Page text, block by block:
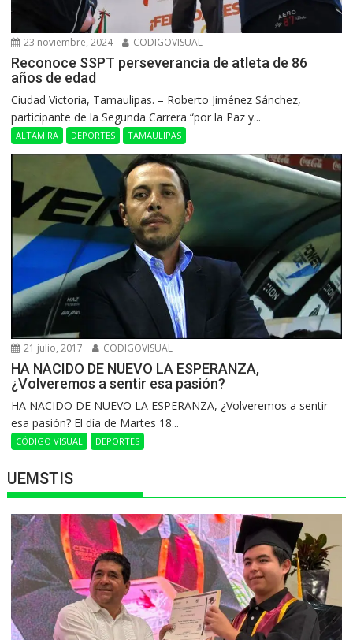
23 noviembre, 2024 CODIGOVISUAL
Reconoce SSPT perseverancia de atleta de 86
años de edad
Ciudad Victoria, Tamaulipas. – Roberto Jiménez Sánchez,
participante de la Segunda Carrera “por la Paz y...
ALTAMIRA DEPORTES TAMAULIPAS
21 julio, 2017 CODIGOVISUAL
HA NACIDO DE NUEVO LA ESPERANZA,
¿Volveremos a sentir esa pasión?
HA NACIDO DE NUEVO LA ESPERANZA, ¿Volveremos a sentir
esa pasión? El día de Martes 18...
CÓDIGO VISUAL DEPORTES
UEMSTIS